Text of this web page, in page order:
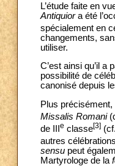
L’étude faite en
Antiquiora été
spécialement en
changements,
utiliser.
C’est ainsi qu’il a
possibilité de
canonisé depuis
Plus
Missalis Romani
de III e classe[3]
autres
sensu peut
Martyrologe de la